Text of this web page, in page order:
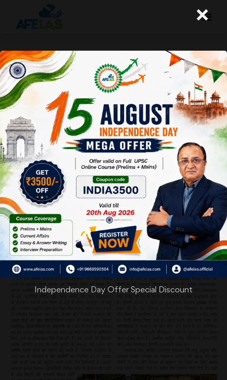
कुरुक्षेत्र : कचरे से स्वच्छ ऊर्जा उत्पादन की
ओर (02-06-2018)
Afeias 02 Jun 2018
To Download Click Here.
×
Independence Day Offer Special Discount